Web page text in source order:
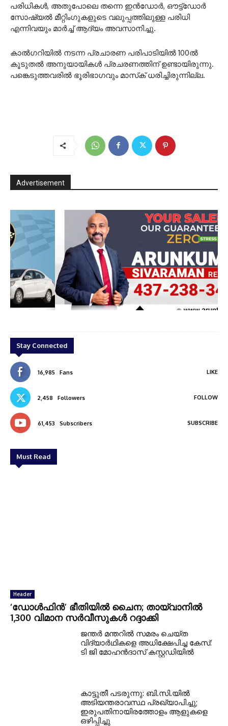
പരിധികൾ, അതുപോലെ തന്നെ ഇൻഡോർ, ഔട്ട്ഡോർ
സോഷ്യൽ മീറ്റിംഗുകളുടെ വലുപ്പത്തിലുള്ള പരിധി
എന്നിവയും മാർച്ച് ആദ്യം അവസാനിച്ചു.
കാൽഗറിയിൽ നടന്ന പ്രചാരണ പരിപാടിയിൽ 100ൽ
കൂടുതൽ അനുയായികൾ പ്രചരണത്തിന് ഉണ്ടായിരുന്നു.
പങ്കെടുത്തവരിൽ ഭൂരിഭാഗവും മാസ്‌ക് ധരിച്ചിരുന്നില്ല.
Advertisement
Stay Connected
16,985 Fans LIKE
2,458 Followers FOLLOW
61,453 Subscribers SUBSCRIBE
Must Read
Header
‘ഡോള്‍ഫിന്‍’ ഭീതിയില്‍ ചൈന; തായ്വാനില്‍
1,300 വിമാന സര്‍വീസുകള്‍ റദ്ദാക്കി
ജന്തര്‍ മന്തറില്‍ സമരം ചെയ്ത
വിദ്യാര്‍ഥികളെ അധിക്ഷേപിച്ച കേസ്:
ടി ജി മോഹന്‍ദാസ് കസ്റ്റഡിയില്‍
കാട്ടുതീ പടരുന്നു: ബി.സി.യില്‍
അടിയന്തരാവസ്ഥ പ്രഖ്യാപിച്ചു;
ഇരുപതിനായിരത്തോളം ആളുകളെ
ഒഴിപ്പിച്ചു